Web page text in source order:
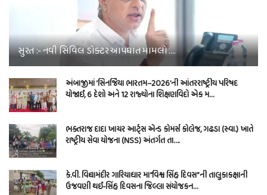
સુરત :- નવી સિવિલ ડોક્ટર આપઘાત મામલો ….
અંબાજીમાં ‘સિનર્જિયા ભારતમ–2026’ની આંતરરાષ્ટ્રીય પરિષદ
યોજાઈ, 6 દેશો અને 12 રાજ્યોના શિક્ષણવિદો એક મ…
ભક્તરાજ દાદા ખાચર આર્ટ્સ એન્ડ કોમર્સ કોલેજ, ગઢડા (સ્વા.) ખાતે
રાષ્ટ્રીય સેવા યોજના (NSS) અંતર્ગત તા….
કે.વી. વિદ્યામંદીર ગારિયાધાર મા“વિશ્વ સિંહ દિવસ”ની તાલુકાકક્ષાની
ઉજવણી થઈ-સિંહ દિવસના જિલ્લા સંયોજકન…